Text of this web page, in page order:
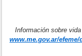
Información sobre
www.me.gov.ar/